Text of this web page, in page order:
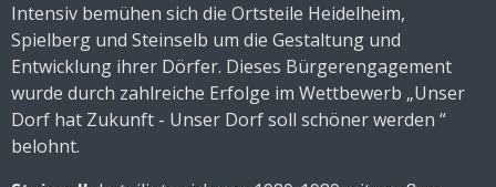
Intensiv bemühen sich die Ortsteile Heidelheim,
Spielberg und Steinselb um die Gestaltung und
Entwicklung ihrer Dörfer. Dieses Bürgerengagement
wurde durch zahlreiche Erfolge im Wettbewerb „Unser
Dorf hat Zukunft - Unser Dorf soll schöner werden “
belohnt.